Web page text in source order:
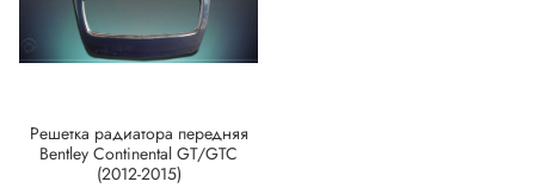
Решетка радиатора передняя
Bentley Continental GT/GTC
(2012-2015)